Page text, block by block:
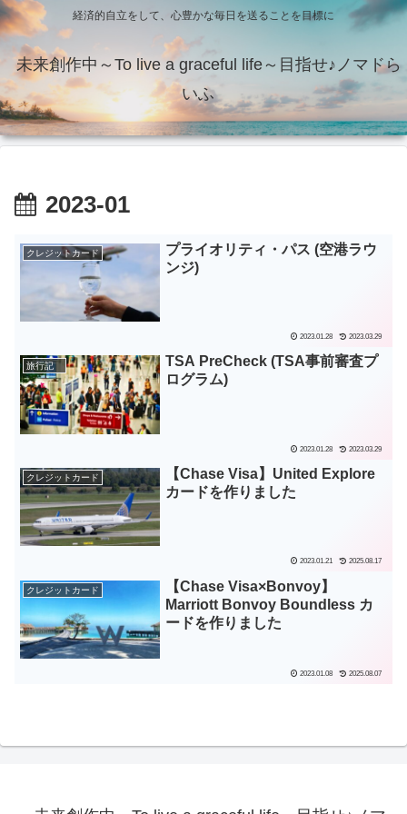
経済的自立をして、心豊かな毎日を送ることを目標に
未来創作中～To live a graceful life～目指せ♪ノマドら
いふ
2023-01
クレジットカード
プライオリティ・パス (空港ラウ
ンジ)
2023.01.28 2023.03.29
旅行記
TSA PreCheck (TSA事前審査プ
ログラム)
2023.01.28 2023.03.29
クレジットカード
【Chase Visa】United Explore
カードを作りました
2023.01.21 2025.08.17
クレジットカード
【Chase Visa×Bonvoy】
Marriott Bonvoy Boundless カ
ードを作りました
2023.01.08 2025.08.07